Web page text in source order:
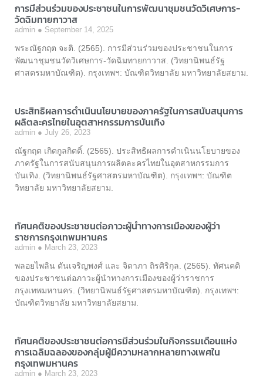
การมีส่วนร่วมของประชาชนในการพัฒนาชุมชนวัดวิเศษการ-
วัดฉิมทายกาวาส
admin September 14, 2025
พระณัฐกฤต จะติ. (2565). การมีส่วนร่วมของประชาชนในการ
พัฒนาชุมชนวัดวิเศษการ-วัดฉิมทายกาวาส. (วิทยานิพนธ์รัฐ
ศาสตรมหาบัณฑิต). กรุงเทพฯ: บัณฑิตวิทยาลัย มหาวิทยาลัยสยาม.
ประสิทธิผลการดำเนินนโยบายของภาครัฐในการสนับสนุนการ
ผลิตละครไทยในอุตสาหกรรมการบันเทิง
admin July 26, 2023
ณัฐกฤต เกิดกูลกิตติ์. (2565). ประสิทธิผลการดำเนินนโยบายของ
ภาครัฐในการสนับสนุนการผลิตละครไทยในอุตสาหกรรมการ
บันเทิง. (วิทยานิพนธ์รัฐศาสตรมหาบัณฑิต). กรุงเทพฯ: บัณฑิต
วิทยาลัย มหาวิทยาลัยสยาม.
ทัศนคติของประชาชนต่อภาวะผู้นำทางการเมืองของผู้ว่า
ราชการกรุงเทพมหานคร
admin March 23, 2023
พลอยไพลิน ตันเจริญพงศ์ และ จิดาภา ถิรศิริกุล. (2565). ทัศนคติ
ของประชาชนต่อภาวะผู้นำทางการเมืองของผู้ว่าราชการ
กรุงเทพมหานคร. (วิทยานิพนธ์รัฐศาสตรมหาบัณฑิต). กรุงเทพฯ:
บัณฑิตวิทยาลัย มหาวิทยาลัยสยาม.
ทัศนคติของประชาชนต่อการมีส่วนร่วมในกิจกรรมเดือนแห่ง
การเฉลิมฉลองของกลุ่มผู้มีความหลากหลายทางเพศใน
กรุงเทพมหานคร
admin March 23, 2023